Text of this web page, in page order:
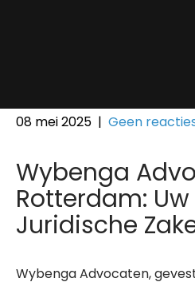
08 mei 2025 | Geen
Wybenga
Rotterdam:
Juridische
Wybenga Advocaten,